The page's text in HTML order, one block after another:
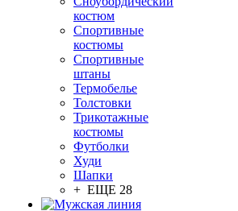
костюм
Спортивные
костюмы
Спортивные
штаны
Термобелье
Толстовки
Трикотажные
костюмы
Футболки
Худи
Шапки
+ ЕЩЕ 28